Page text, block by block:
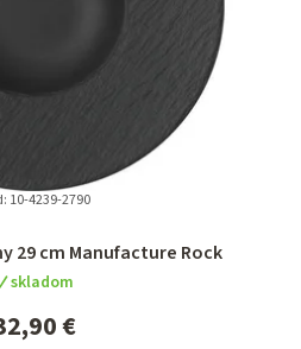
29 cm Manufacture Rock
skladom
€
10-4239-2790